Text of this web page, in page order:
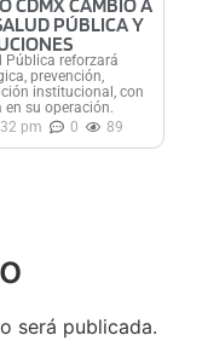
PÚBLICA Y
Pública reforzará
prevención,
institucional, con
su operación.
pm 0 89
será publicada.